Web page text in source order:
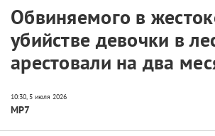
Обвиняемого в
убийстве девочки в
арестовали на два
МР7